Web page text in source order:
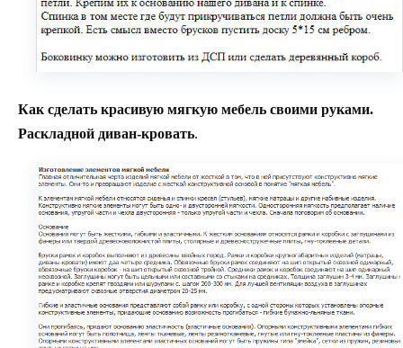
Как сделать красивую мягкую мебель своими руками.
Раскладной диван-кровать.